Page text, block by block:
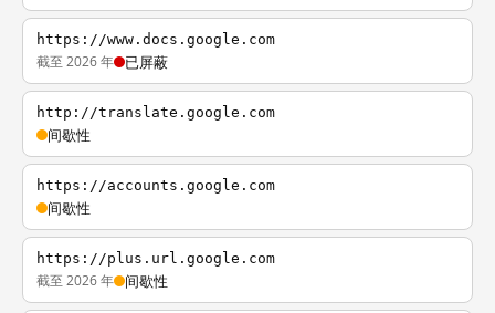
https://www.docs.google.com
截至 2026 年 已屏蔽
http://translate.google.com
间歇性
https://accounts.google.com
间歇性
https://plus.url.google.com
截至 2026 年 间歇性